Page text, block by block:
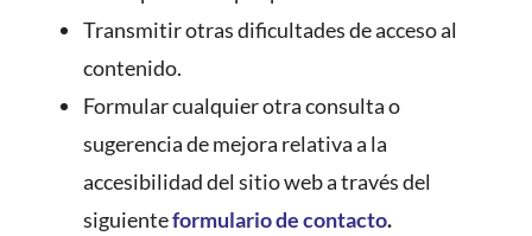
Transmitir otras dificultades de acceso al
contenido.
Formular cualquier otra consulta o
sugerencia de mejora relativa a la
accesibilidad del sitio web a través del
siguienteformulario de contacto.